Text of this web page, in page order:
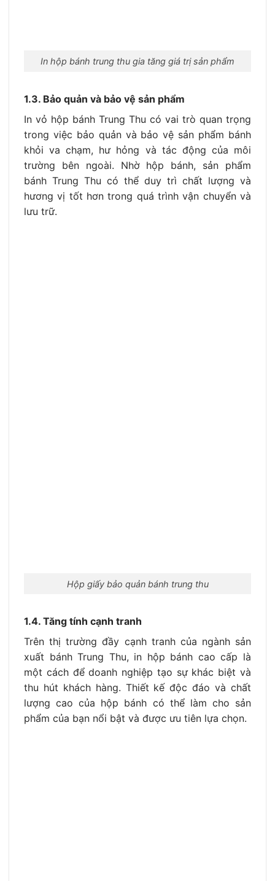
In hộp bánh trung thu gia tăng giá trị sản phẩm
1.3. Bảo quản và bảo vệ sản phẩm
In vỏ hộp bánh Trung Thu có vai trò quan trọng
trong việc bảo quản và bảo vệ sản phẩm bánh
khỏi va chạm, hư hỏng và tác động của môi
trường bên ngoài. Nhờ hộp bánh, sản phẩm
bánh Trung Thu có thể duy trì chất lượng và
hương vị tốt hơn trong quá trình vận chuyển và
lưu trữ.
Hộp giấy bảo quản bánh trung thu
1.4. Tăng tính cạnh tranh
Trên thị trường đầy cạnh tranh của ngành sản
xuất bánh Trung Thu, in hộp bánh cao cấp là
một cách để doanh nghiệp tạo sự khác biệt và
thu hút khách hàng. Thiết kế độc đáo và chất
lượng cao của hộp bánh có thể làm cho sản
phẩm của bạn nổi bật và được ưu tiên lựa chọn.